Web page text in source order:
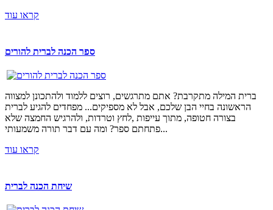
קראו עוד
ספר הכנה לברית להורים
ברית המילה מתקרבת? אתם מתרגשים, רוצים ללמוד ולהתכונן למצווה
הראשונה בחיי הבן שלכם, אבל לא מספיקים... מפחדים להגיע לברית
בצורה חטופה, מתוך עייפות ,לחץ וטרדות, ולהרגיש החמצה שלא
פתחתם ספר? ומה עם דבר תורה משמעותי...
קראו עוד
שיחת הכנה לברית